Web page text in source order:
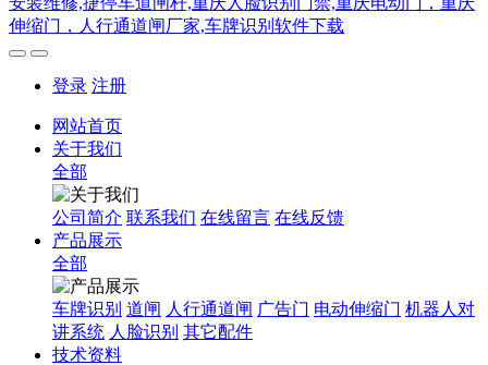
登录 注册
网站首页
关于我们
全部
公司简介 联系我们 在线留言 在线反馈
产品展示
全部
车牌识别 道闸 人行通道闸 广告门 电动伸缩门 机器人对
讲系统 人脸识别 其它配件
技术资料